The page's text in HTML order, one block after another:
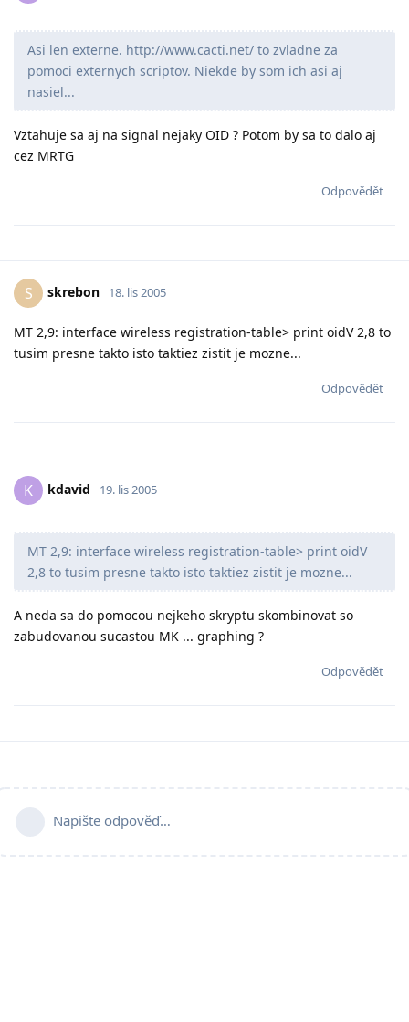
Asi len externe. http://www.cacti.net/ to zvladne za
pomoci externych scriptov. Niekde by som ich asi aj
nasiel...
Vztahuje sa aj na signal nejaky OID ? Potom by sa to dalo aj
cez MRTG
Odpovědět
S skrebon 18. lis 2005
MT 2,9: interface wireless registration-table> print oidV 2,8 to
tusim presne takto isto taktiez zistit je mozne...
Odpovědět
K kdavid 19. lis 2005
MT 2,9: interface wireless registration-table> print oidV
2,8 to tusim presne takto isto taktiez zistit je mozne...
A neda sa do pomocou nejkeho skryptu skombinovat so
zabudovanou sucastou MK ... graphing ?
Odpovědět
Napište odpověď…